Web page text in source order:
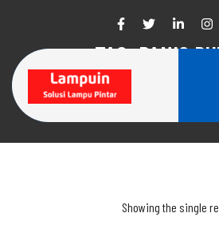
TAG:PANIC
Showing the single